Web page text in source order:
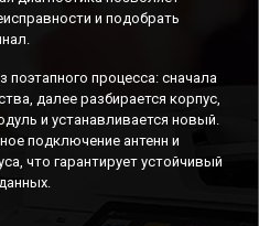
и подобрать
процесса: сначала
далее разбирается корпус,
и устанавливается новый.
подключение антенн и
что гарантирует устойчивый